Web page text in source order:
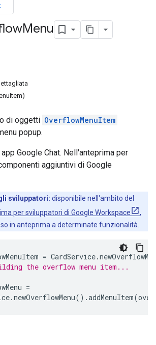
Menu
di oggetti OverflowMenuItem
popup.
Google Chat. Nell'anteprima per
aggiuntivi di Google
sviluppatori: disponibile nell'ambito del
per sviluppatori di Google Workspace
,
in anteprima a determinate funzionalità.
= CardService.
the overflow menu item...
=
.newOverflowMenu().addMenuItem(